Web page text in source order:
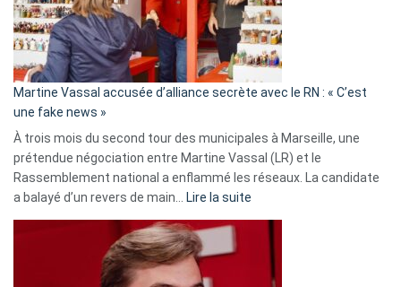
Algérie
Martine Vassal accusée d’alliance secrète avec le RN : « C’est
une fake news »
À trois mois du second tour des municipales à Marseille, une
prétendue négociation entre Martine Vassal (LR) et le
Rassemblement national a enflammé les réseaux. La candidate
a balayé d’un revers de main…
Lire la suite
d’alliance